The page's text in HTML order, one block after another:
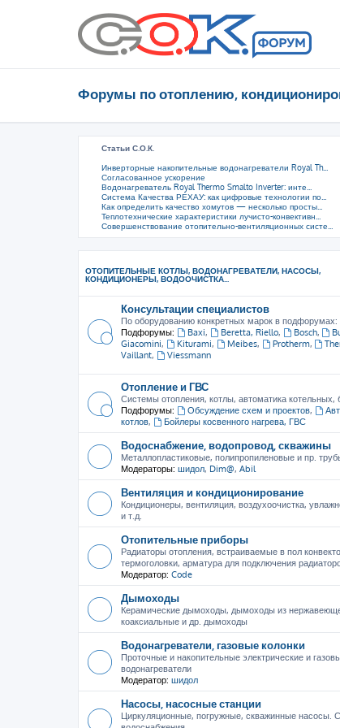
Форумы по отоплению,
Статьи С.О.К.
Инверторные накопительные водонагреватели Royal Th...
Согласованное ускорение
Водонагреватель Royal Thermo Smalto Inverter: инте...
Система Качества РЕХАУ: как цифровые технологии по...
Как определить качество хомутов — несколько просты...
Теплотехнические характеристики лучисто-конвективн...
Совершенствование отопительно-вентиляционных систе...
ОТОПИТЕЛЬНЫЕ КОТЛЫ, ВОДОНАГРЕВАТЕЛИ, НАСОСЫ,
КОНДИЦИОНЕРЫ, ВОДООЧИСТКА...
Консультации специалистов
По оборудованию конкретных марок в подфорумах:
Подфорумы:
Baxi, Beretta, Riello, Bosch,
Giacomini, Kiturami, Meibes, Protherm,
Vaillant, Viessmann
Отопление и ГВС
Системы отопления, котлы, автоматика
Подфорумы:
Обсуждение схем и проектов,
котлов, Бойлеры косвенного нагрева, ГВС
Водоснабжение, водопровод, скважины
Металлопластиковые, полипропиленовые и пр.
Модераторы: шидол, Dim@, Abil
Вентиляция и кондиционирование
Кондиционеры, вентиляция, воздухоочистка,
и т.д.
Отопительные приборы
Радиаторы отопления, встраиваемые в пол
термоголовки, арматура для подключения
Модератор: Code
Дымоходы
Керамические дымоходы, дымоходы из
коаксиальные и др. дымоходы
Водонагреватели, газовые колонки
Проточные и накопительные электрические и
водонагреватели
Модератор: шидол
Насосы, насосные станции
Циркуляционные, погружные, скважинные насосы.